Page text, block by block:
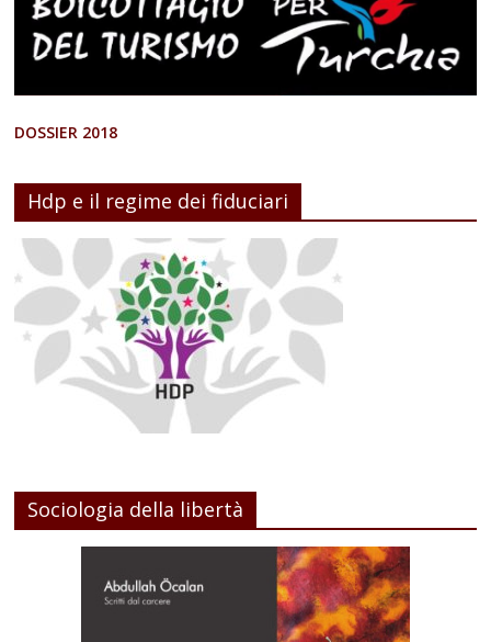
DOSSIER 2018
Hdp e il regime dei fiduciari
Sociologia della libertà